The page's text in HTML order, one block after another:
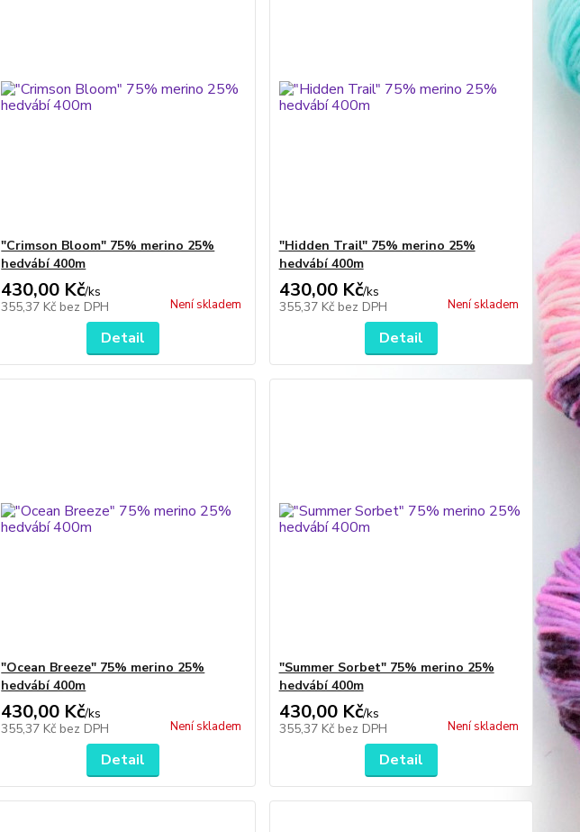
"Crimson Bloom" 75% merino 25%
hedvábí 400m
430,00 Kč/ks
355,37 Kč bez DPH Není skladem
Detail
"Hidden Trail" 75% merino 25%
hedvábí 400m
430,00 Kč/ks
355,37 Kč bez DPH Není skladem
Detail
"Ocean Breeze" 75% merino 25%
hedvábí 400m
430,00 Kč/ks
355,37 Kč bez DPH Není skladem
Detail
"Summer Sorbet" 75% merino 25%
hedvábí 400m
430,00 Kč/ks
355,37 Kč bez DPH Není skladem
Detail